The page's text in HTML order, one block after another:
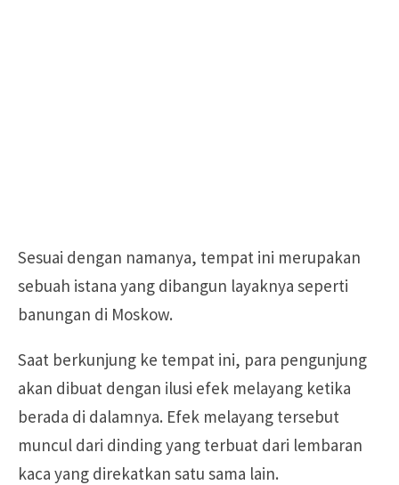
Sesuai dengan namanya, tempat ini merupakan
sebuah istana yang dibangun layaknya seperti
banungan di Moskow.
Saat berkunjung ke tempat ini, para pengunjung
akan dibuat dengan ilusi efek melayang ketika
berada di dalamnya. Efek melayang tersebut
muncul dari dinding yang terbuat dari lembaran
kaca yang direkatkan satu sama lain.